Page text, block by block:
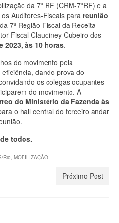
da 7ª RF (CRM-7ªRF) e a
Auditores-Fiscais para reunião
da 7ª Região Fiscal da Receita
Fiscal Claudiney Cubeiro dos
2023, às 10 horas.
do movimento pela
dando prova do
os colegas ocupantes
do movimento. A
do Ministério da Fazenda às
o hall central do terceiro andar
todos.
Rio, MOBILIZAÇÃO
Próximo Post